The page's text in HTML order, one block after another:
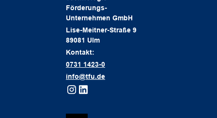
Förderungs-
Unternehmen GmbH
Lise-Meitner-Straße 9
89081 Ulm
Kontakt:
0731 1423-0
info@tfu.de